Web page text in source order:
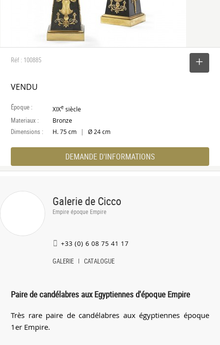
Réf : 100885
VENDU
Époque : XIXe siècle
Materiaux : Bronze
Dimensions : H. 75 cm | Ø 24 cm
DEMANDE D'INFORMATIONS
Galerie de Cicco
Empire époque Empire
+33 (0) 6 08 75 41 17
GALERIE CATALOGUE
Paire de candélabres aux Egyptiennes d'époque Empire
Très rare paire de candélabres aux égyptiennes époque
1er Empire.